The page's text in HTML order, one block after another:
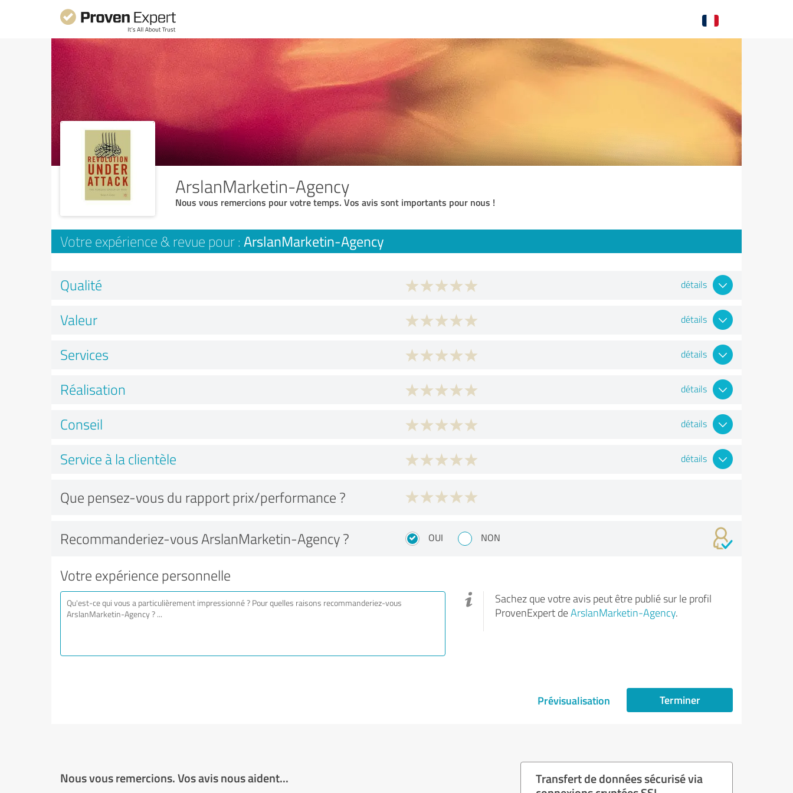
ArslanMarketin-Agency
Nous vous remercions pour votre temps. Vos avis sont importants pour nous !
Votre expérience & revue pour : ArslanMarketin-Agency
Qualité détails
Valeur détails
Services détails
Réalisation détails
Conseil détails
Service à la clientèle détails
Que pensez-vous du rapport prix/performance ?
Recommanderiez-vous ArslanMarketin-Agency ? OUI NON
Votre expérience personnelle
Sachez que votre avis peut être publié sur le profil
ProvenExpert deArslanMarketin-Agency.
Prévisualisation Terminer
Nous vous remercions. Vos avis nous aident...
Transfert de données sécurisé via